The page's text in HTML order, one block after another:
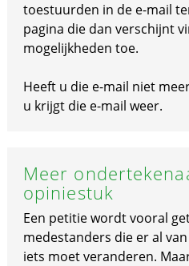
toestuurden in de e-mail
pagina die dan verschijnt
mogelijkheden toe.
Heeft u die e-mail niet
u krijgt die e-mail weer.
Meer
opiniestuk
Een petitie wordt vooral
medestanders die er al
iets moet veranderen.